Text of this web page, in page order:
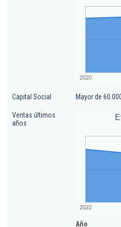
2020
Capital Social Mayor de
Ventas últimos
años
2022
Año